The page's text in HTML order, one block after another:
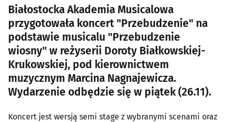
Białostocka Akademia Musicalowa
przygotowała koncert "Przebudzenie" na
podstawie musicalu "Przebudzenie
wiosny" w reżyserii Doroty Białkowskiej-
Krukowskiej, pod kierownictwem
muzycznym Marcina Nagnajewicza.
Wydarzenie odbędzie się w piątek (26.11).
Koncert jest wersją semi stage z wybranymi scenami oraz